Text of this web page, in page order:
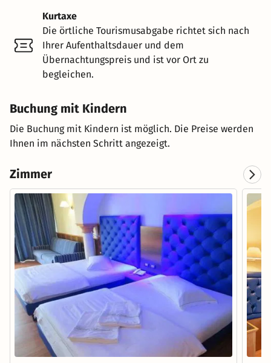
Kurtaxe
Die örtliche Tourismusabgabe richtet sich nach
Ihrer Aufenthaltsdauer und dem
Übernachtungspreis und ist vor Ort zu
begleichen.
Buchung mit Kindern
Die Buchung mit Kindern ist möglich. Die Preise werden
Ihnen im nächsten Schritt angezeigt.
Zimmer